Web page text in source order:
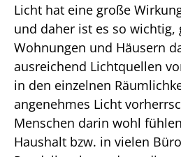
Licht hat eine große
und daher ist es so wichtig,
Wohnungen und Häusern
ausreichend Lichtquellen
in den einzelnen
angenehmes Licht
Menschen darin wohl
Haushalt bzw. in vielen